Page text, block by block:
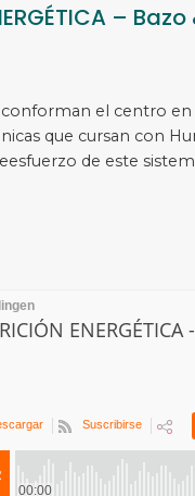
–
el centro en
que cursan con
de este